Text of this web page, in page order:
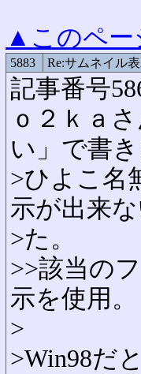
▲このペー
5883 Re:サムネイル
記事番号
ｏ２ｋａ
い」で書き
>ひよこ名
示が出来
>た。
>>該当の
示を使用。
>
>Win98だ